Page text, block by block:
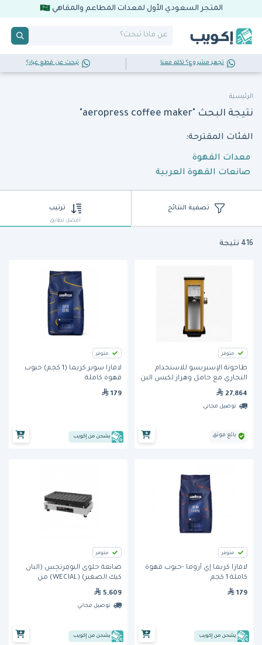
المتجر السعودي الأول لمعدات المطاعم والمقاهي
تجهز مشروع؟ تكلم معنا تبحث عن قطع غيار؟
الرئيسية
نتيجة البحث "aeropress coffee maker"
الفئات المقترحة:
معدات القهوة
صانعات القهوة العربية
تصفية النتائج ترتيب
أفضل تطابق
416 نتيجة
متوفر
طاحونة الإسبريسو للاستخدام
التجاري مع حامل وهزاز لكيس البن
27,864
توصيل مجاني
بائع موثق
متوفر
لافازا سوبر كريما (1 كجم) حبوب
قهوة كاملة
179
يشحن من إكويب
متوفر
لافازا كريما إي أروما -حبوب قهوة
كاملة 1 كجم
179
يشحن من إكويب
متوفر
صانعة حلوى البوفِرتجِس (البان
كيك الصغير) (WECIAL) من
5,609
توصيل مجاني
يشحن من إكويب